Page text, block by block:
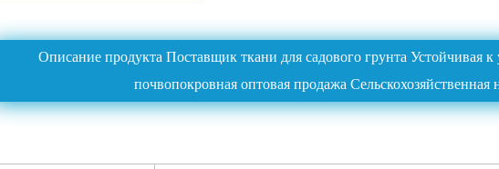
Описание продукта Поставщик ткани для садового грунта Устойчивая
почвопокровная оптовая продажа Сельскохозяйственная